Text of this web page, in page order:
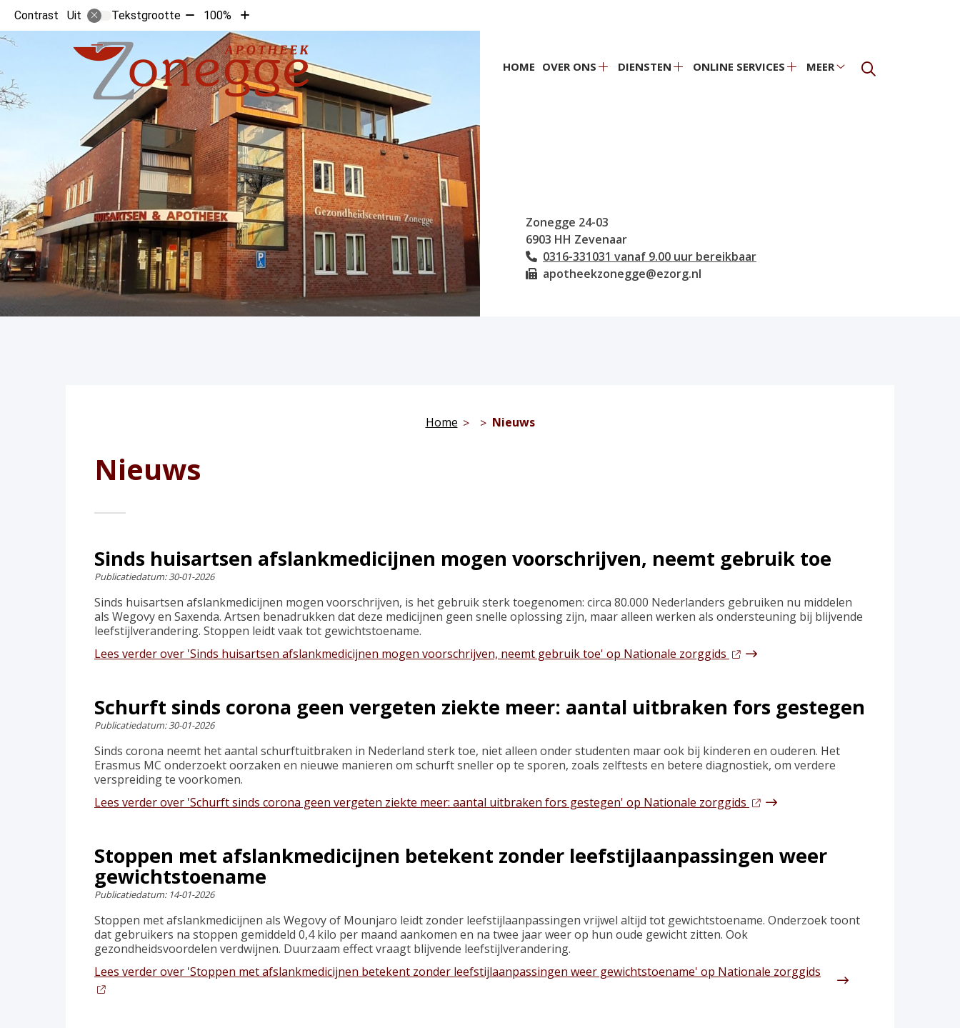
Contrast Uit Tekstgrootte Tekst
verkleinen
10%
100%
Tekst
vergroten
met
10%
Hoofdmenu
HOME OVER ONS DIENSTEN ONLINE SERVICES MEER
Zonegge 24-03
6903 HH Zevenaar
Tel:
0316-331031 vanaf 9.00 uur bereikbaar
Fax:
apotheekzonegge@ezorg.nl
Home Nieuws
Nieuws
Sinds huisartsen afslankmedicijnen mogen voorschrijven, neemt gebruik toe
Publicatiedatum:30-01-2026
Sinds huisartsen afslankmedicijnen mogen voorschrijven, is het gebruik sterk toegenomen: circa 80.000 Nederlanders gebruiken nu middelen
als Wegovy en Saxenda. Artsen benadrukken dat deze medicijnen geen snelle oplossing zijn, maar alleen werken als ondersteuning bij blijvende
leefstijlverandering. Stoppen leidt vaak tot gewichtstoename.
Lees verderover 'Sinds huisartsen afslankmedicijnen mogen voorschrijven, neemt gebruik toe' op Nationale zorggids
Schurft sinds corona geen vergeten ziekte meer: aantal uitbraken fors gestegen
Publicatiedatum:30-01-2026
Sinds corona neemt het aantal schurftuitbraken in Nederland sterk toe, niet alleen onder studenten maar ook bij kinderen en ouderen. Het
Erasmus MC onderzoekt oorzaken en nieuwe manieren om schurft sneller op te sporen, zoals zelftests en betere diagnostiek, om verdere
verspreiding te voorkomen.
Lees verderover 'Schurft sinds corona geen vergeten ziekte meer: aantal uitbraken fors gestegen' op Nationale zorggids
Stoppen met afslankmedicijnen betekent zonder leefstijlaanpassingen weer
gewichtstoename
Publicatiedatum: 14-01-2026
Stoppen met afslankmedicijnen als Wegovy of Mounjaro leidt zonder leefstijlaanpassingen vrijwel altijd tot gewichtstoename. Onderzoek toont
dat gebruikers na stoppen gemiddeld 0,4 kilo per maand aankomen en na twee jaar weer op hun oude gewicht zitten. Ook
gezondheidsvoordelen verdwijnen. Duurzaam effect vraagt blijvende leefstijlverandering.
Lees verderover 'Stoppen met afslankmedicijnen betekent zonder leefstijlaanpassingen weer gewichtstoename' op Nationale zorggids